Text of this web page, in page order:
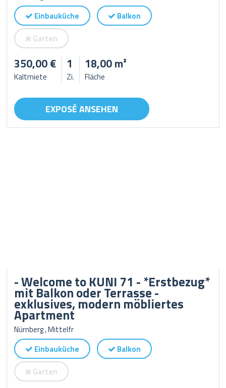
Einbauküche
Balkon
Garten
350,00 €
Kaltmiete
1
Zi.
18,00 m²
Fläche
EXPOSÉ ANSEHEN
- Welcome to KUNI 71 - *Erstbezug*
mit Balkon oder Terrasse -
exklusives, modern möbliertes
Apartment
Nürnberg , Mittelfr
Einbauküche
Balkon
Garten